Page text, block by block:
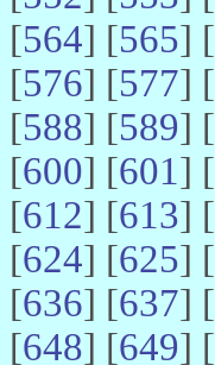
[564] [565] [
[576] [577] [
[588] [589] [
[600] [601] [
[612] [613] [
[624] [625] [
[636] [637] [
[648] [649] [